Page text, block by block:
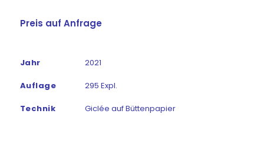
Preis auf Anfrage
Jahr 2021
Auflage 295 Expl.
Technik Giclée auf Büttenpapier